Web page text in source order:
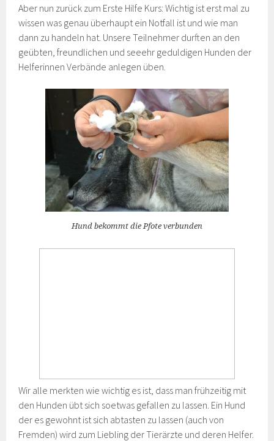
Aber nun zurück zum Erste Hilfe Kurs: Wichtig ist erst mal zu
wissen was genau überhaupt ein Notfall ist und wie man
dann zu handeln hat. Unsere Teilnehmer durften an den
geübten, freundlichen und seeehr geduldigen Hunden der
Helferinnen Verbände anlegen üben.
Hund bekommt die Pfote verbunden
Wir alle merkten wie wichtig es ist, dass man frühzeitig mit
den Hunden übt sich soetwas gefallen zu lassen. Ein Hund
der es gewohnt ist sich abtasten zu lassen (auch von
Fremden) wird zum Liebling der Tierärzte und deren Helfer.